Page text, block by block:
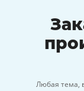
Любая тема,